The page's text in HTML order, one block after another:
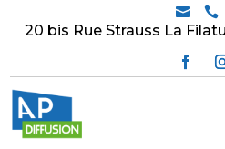
 
20 bis Rue Strauss La